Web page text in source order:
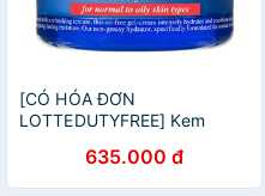
[CÓ HÓA ĐƠN
LOTTEDUTYFREE] Kem
Oil Free Gel Cream
50ml/125ml
635.000 đ